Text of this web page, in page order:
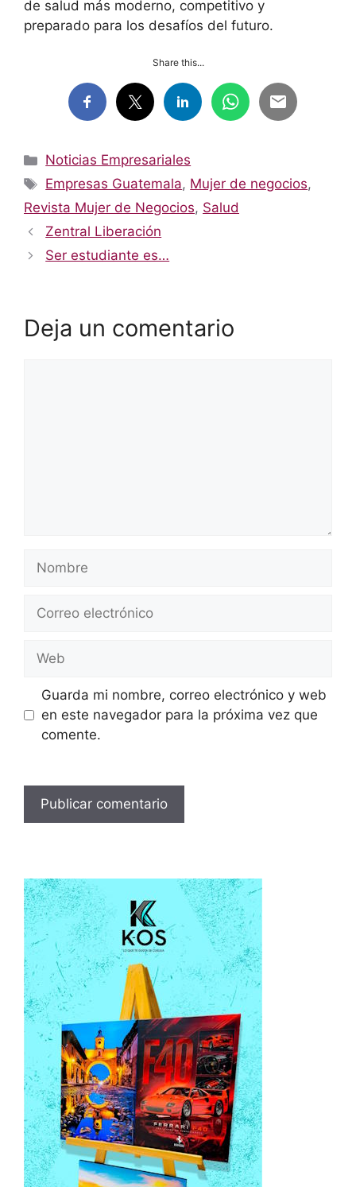
de salud más moderno, competitivo y
preparado para los desafíos del futuro.
Share this...
Categorías
Noticias Empresariales
Etiquetas
Empresas Guatemala, Mujer de negocios,
Revista Mujer de Negocios, Salud
Zentral Liberación
Ser estudiante es…
Deja un comentario
Nombre
Correo
Web
Guarda mi nombre, correo electrónico y web
en este navegador para la próxima vez que
comente.